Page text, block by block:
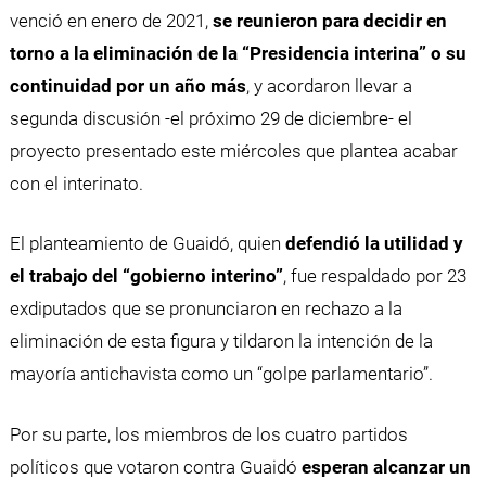
venció en enero de 2021, se reunieron para decidir en
torno a la eliminación de la “Presidencia interina” o su
continuidad por un año más, y acordaron llevar a
segunda discusión -el próximo 29 de diciembre- el
proyecto presentado este miércoles que plantea acabar
con el interinato.
El planteamiento de Guaidó, quien defendió la utilidad y
el trabajo del “gobierno interino”, fue respaldado por 23
exdiputados que se pronunciaron en rechazo a la
eliminación de esta figura y tildaron la intención de la
mayoría antichavista como un “golpe parlamentario”.
Por su parte, los miembros de los cuatro partidos
políticos que votaron contra Guaidó esperan alcanzar un